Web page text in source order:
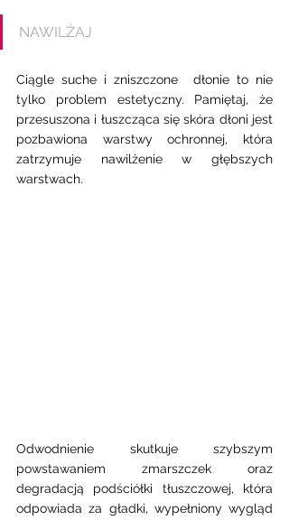
NAWILŻAJ
Ciągle suche i zniszczone  dłonie to nie
tylko problem estetyczny. Pamiętaj, że
przesuszona i łuszcząca się skóra dłoni jest
pozbawiona warstwy ochronnej, która
zatrzymuje nawilżenie w głębszych
warstwach.
Odwodnienie skutkuje szybszym
powstawaniem zmarszczek oraz
degradacją podściółki tłuszczowej, która
odpowiada za gładki, wypełniony wygląd